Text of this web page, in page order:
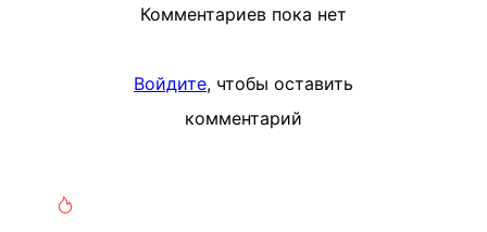
Комментариев пока нет
Войдите, чтобы оставить
комментарий